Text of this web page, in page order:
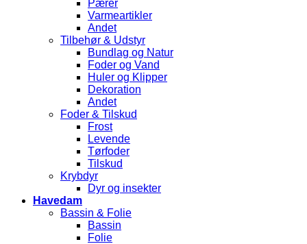
Pærer
Varmeartikler
Andet
Tilbehør & Udstyr
Bundlag og Natur
Foder og Vand
Huler og Klipper
Dekoration
Andet
Foder & Tilskud
Frost
Levende
Tørfoder
Tilskud
Krybdyr
Dyr og insekter
Havedam
Bassin & Folie
Bassin
Folie